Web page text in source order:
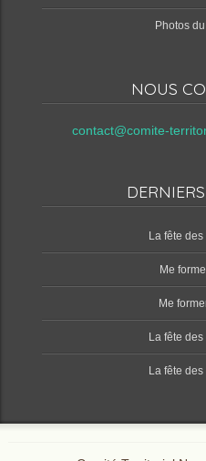
Photos
NOUS
contact@comite-
‌La fête
Me
Me
‌La fête
‌La fête